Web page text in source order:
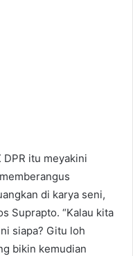
DPR itu meyakini
di karya seni,
Suprapto. “Kalau kita
siapa? Gitu loh
bikin kemudian